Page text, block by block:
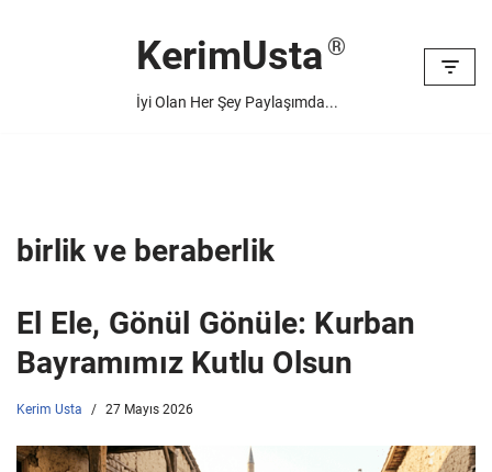
KerimUsta
İyi Olan Her Şey Paylaşımda...
birlik ve beraberlik
El Ele, Gönül Gönüle: Kurban
Bayramımız Kutlu Olsun
Kerim Usta 27 Mayıs 2026